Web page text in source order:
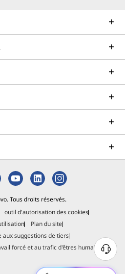
Tous droits réservés.
outil d'autorisation des cookies
Plan du site
aux suggestions de tiers
forcé et au trafic d'êtres humains